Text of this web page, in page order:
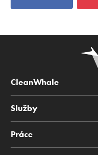
CleanWhale
Služby
Práce